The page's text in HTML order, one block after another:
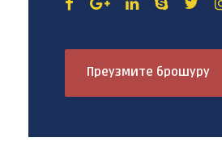
Преузмите брошуру